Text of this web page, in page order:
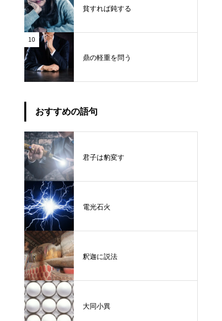
貧すれば鈍する
10
鼎の軽重を問う
おすすめの語句
君子は豹変す
電光石火
釈迦に説法
大同小異